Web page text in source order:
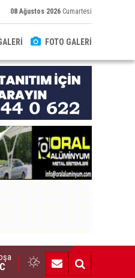
08 Ağustos 2026 Cumartesi
FOTO GALERİ